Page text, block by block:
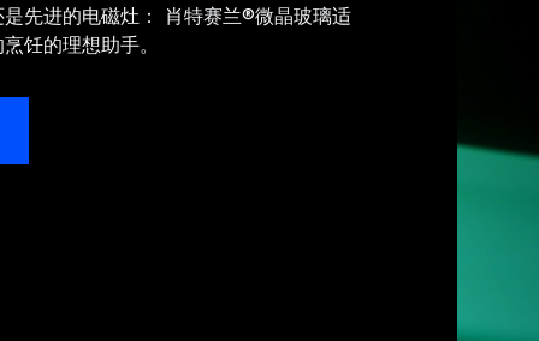
先进的电磁灶： 肖特赛兰®微晶玻璃适
饪的理想助手。